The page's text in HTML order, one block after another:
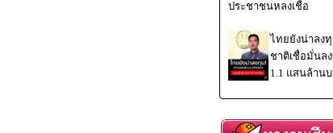
ประชาชนหลงเชื่อ
ไทยยังน่าลง
ชาติเชื่อมั่นล
1.1 แสนล้าน